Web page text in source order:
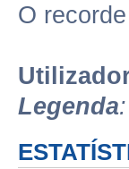
O
Legenda